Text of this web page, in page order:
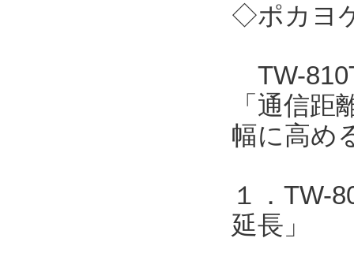
◇ポカヨ
TW-
「通信
幅に高め
１．TW-
延長」